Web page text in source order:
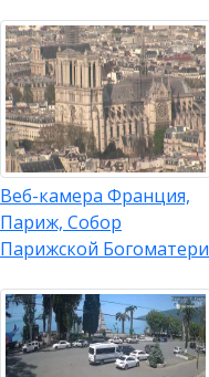
Веб-камера Франция,
Париж, Собор
Парижской Богоматери